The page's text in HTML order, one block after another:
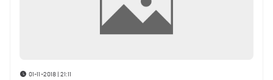
01-11-2018 | 21:11